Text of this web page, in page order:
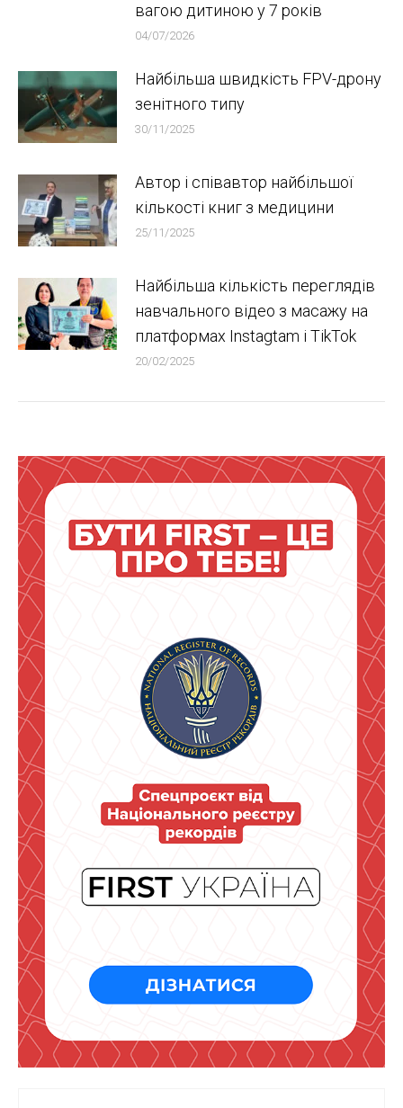
вагою дитиною у 7 років
04/07/2026
Найбільша швидкість FPV-дрону
зенітного типу
30/11/2025
Автор і співавтор найбільшої
кількості книг з медицини
25/11/2025
Найбільша кількість переглядів
навчального відео з масажу на
платформах Instagtam i TikTok
20/02/2025